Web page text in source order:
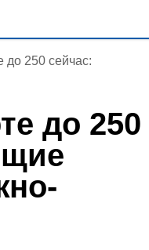
до 250 сейчас:
до 250